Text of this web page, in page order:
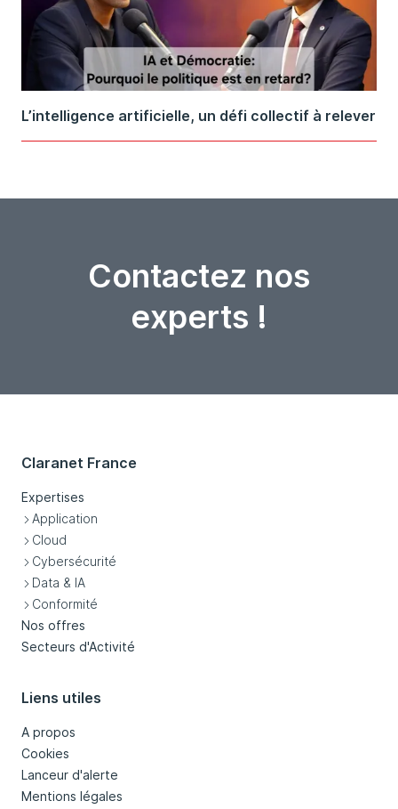
L’intelligence artificielle, un défi collectif à relever
Contactez nos
experts !
Claranet France
Expertises
Application
Cloud
Cybersécurité
Data & IA
Conformité
Nos offres
Secteurs d'Activité
Liens utiles
A propos
Cookies
Lanceur d'alerte
Mentions légales